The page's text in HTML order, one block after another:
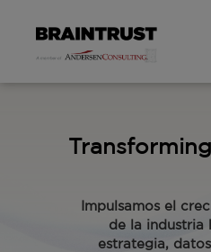
Transforming
Impulsamos el
de la industria
estrategia,